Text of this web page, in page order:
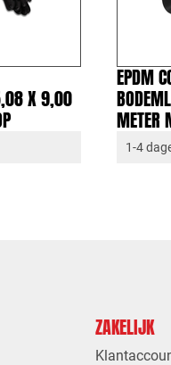
X 9,00
EPDM
METER
1-4
ZAKELIJK